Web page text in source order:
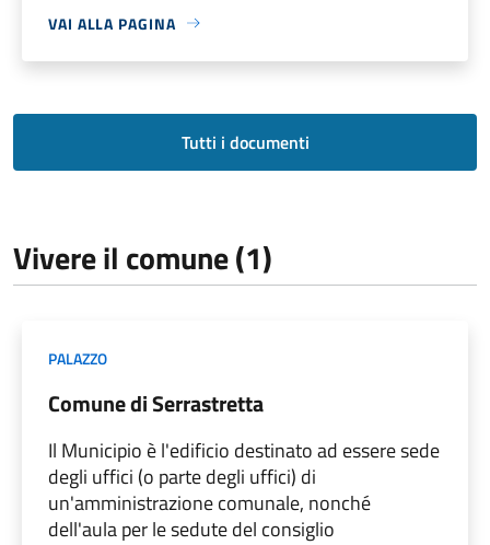
VAI ALLA PAGINA
Tutti i documenti
Vivere il comune (1)
PALAZZO
Comune di Serrastretta
Il Municipio è l'edificio destinato ad essere sede
degli uffici (o parte degli uffici) di
un'amministrazione comunale, nonché
dell'aula per le sedute del consiglio